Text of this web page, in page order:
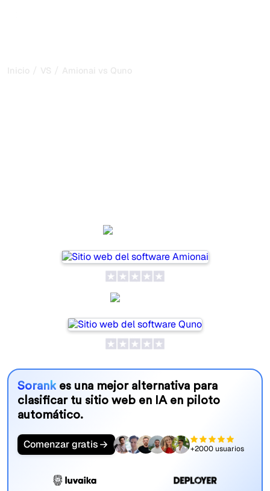
Inicio / VS / Amionai vs Quno
Sorankes una mejor alternativa para
clasificar tu sitio web en IA en piloto
automático.
Comenzar gratis +2000 usuarios